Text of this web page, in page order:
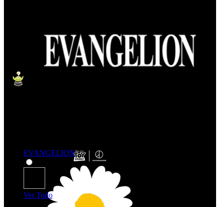
EVANGELION
Ver Todo